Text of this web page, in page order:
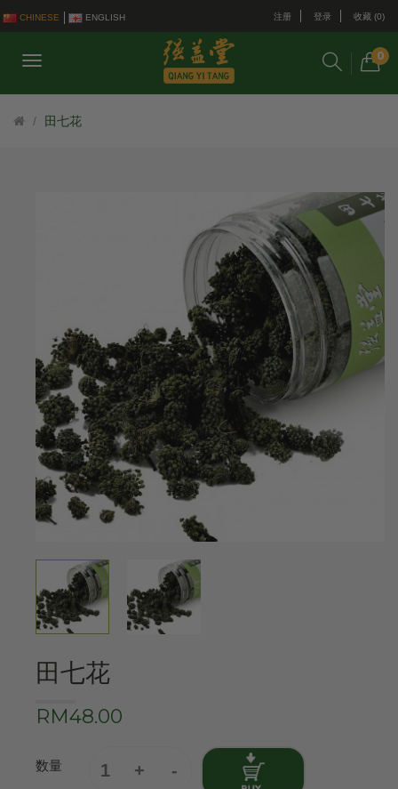
CHINESE ENGLISH 注册 登录 收藏 (0)
0
田七花
田七花
RM48.00
数量